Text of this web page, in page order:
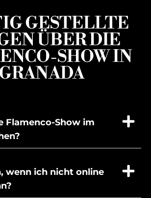
GESTELLTE
ÜBER DIE
SHOW IN
Flamenco-Show im
wenn ich nicht online